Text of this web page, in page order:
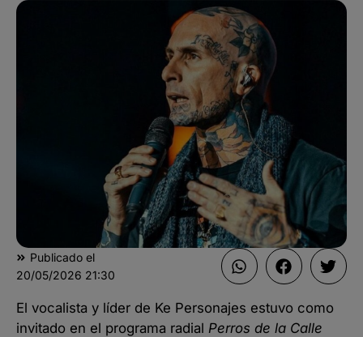
Publicado el
20/05/2026 21:30
El vocalista y líder de Ke Personajes estuvo como
invitado en el programa radial Perros de la Calle